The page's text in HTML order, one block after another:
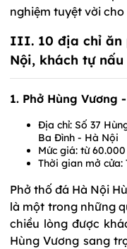
nghiệm tuyệt vời
III. 10 địa chỉ ăn
Nội, khách tự
1. Phở Hùng Vương
Địa chỉ: Số 37
Ba Đình - Hà Nội
Mức giá: từ
Thời gian mở cửa:
Phở thố đá Hà Nội
là một trong những
chiều lòng được
Hùng Vương sang